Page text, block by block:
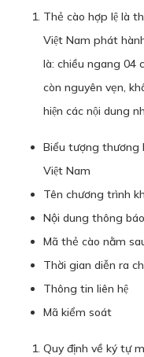
Thẻ cào hợp lệ là
Việt Nam phát
là: chiều ngang 04
còn nguyên vẹn,
hiện các nội dung
Biểu tượng thương
Việt Nam
Tên chương trình
Nội dung thông
Mã thẻ cào nằm
Thời gian diễn ra
Thông tin liên hệ
Mã kiểm soát
Quy định về ký tự